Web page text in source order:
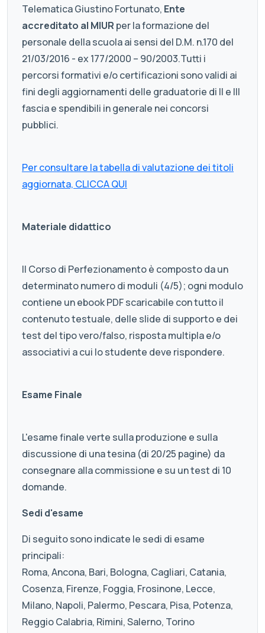
Telematica Giustino Fortunato, Ente
accreditato al MIUR per la formazione del
personale della scuola ai sensi del D.M. n.170 del
21/03/2016 - ex 177/2000 – 90/2003.Tutti i
percorsi formativi e/o certificazioni sono validi ai
fini degli aggiornamenti delle graduatorie di II e III
fascia e spendibili in generale nei concorsi
pubblici.
Per consultare la tabella di valutazione dei titoli
aggiornata, CLICCA QUI
Materiale didattico
Il Corso di Perfezionamento è composto da un
determinato numero di moduli (4/5); ogni modulo
contiene un ebook PDF scaricabile con tutto il
contenuto testuale, delle slide di supporto e dei
test del tipo vero/falso, risposta multipla e/o
associativi a cui lo studente deve rispondere.
Esame Finale
L'esame finale verte sulla produzione e sulla
discussione di una tesina (di 20/25 pagine) da
consegnare alla commissione e su un test di 10
domande.
Sedi d'esame
Di seguito sono indicate le sedi di esame
principali:
Roma, Ancona, Bari, Bologna, Cagliari, Catania,
Cosenza, Firenze, Foggia, Frosinone, Lecce,
Milano, Napoli, Palermo, Pescara, Pisa, Potenza,
Reggio Calabria, Rimini, Salerno, Torino